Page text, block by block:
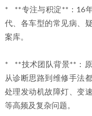
*   **专注与积淀**：16
代、各车型的常见病、
案库。
*   **技术团队背景**：
从诊断思路到维修手法
处理发动机故障灯、变
等高频及复杂问题。